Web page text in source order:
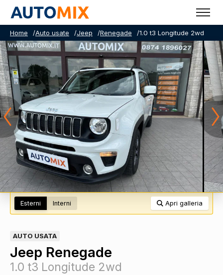
Home /Auto usate /Jeep /Renegade /1.0 t3 Longitude 2wd
Esterni Interni Apri galleria
AUTO USATA
Jeep Renegade
1.0 t3 Longitude 2wd